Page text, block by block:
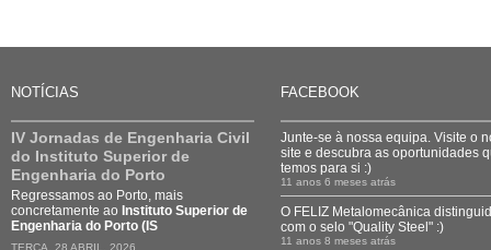
NOTÍCIAS
IV Jornadas de Engenharia Civil
do Instituto Superior de
Engenharia do Porto
Regressamos ao Porto, mais
concretamente ao Instituto Superior de
Engenharia do Porto (IS
TERÇA, 28 ABRIL, 2026
FACEBOOK
Junte-se à nossa equipa. Visite o
site e descubra as oportunidades
temos para si :)
11 anos 6 meses atrás
O FELIZ Metalomecânica
com o selo "Quality Steel" :)
11 anos 8 meses atrás